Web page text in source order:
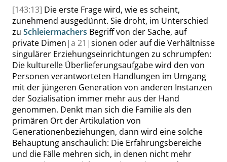
[143:13] Die erste Frage wird, wie es scheint,
zunehmend ausgedünnt. Sie droht, im Unterschied
zu Schleiermachers Begriff von der Sache, auf
private Dimen |a 21|sionen oder auf die Verhältnisse
singulärer Erziehungseinrichtungen zu schrumpfen:
Die kulturelle Überlieferungsaufgabe wird den von
Personen verantworteten Handlungen im Umgang
mit der jüngeren Generation von anderen Instanzen
der Sozialisation immer mehr aus der Hand
genommen. Denkt man sich die Familie als den
primären Ort der Artikulation von
Generationenbeziehungen, dann wird eine solche
Behauptung anschaulich: Die Erfahrungsbereiche
und die Fälle mehren sich, in denen nicht mehr